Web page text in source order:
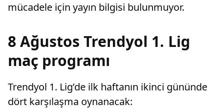
mücadele için yayın bilgisi bulunmuyor.
8 Ağustos Trendyol 1. Lig
maç programı
Trendyol 1. Lig’de ilk haftanın ikinci gününde
dört karşılaşma oynanacak: